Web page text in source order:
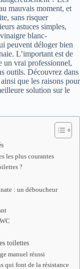
mauvais moment, et
sans risquer
astuces simples,
blanc-
peuvent déloger bien
L’important est de
un vrai professionnel,
outils. Découvrez dans
que les raisons pour
solution sur le
les plus courantes
?
: un déboucheur
toilettes
manuel réussi
qui font de la résistance